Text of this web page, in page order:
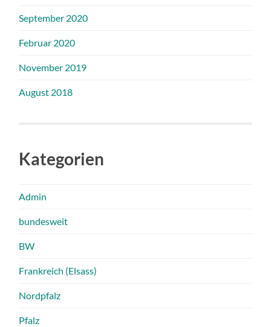
September 2020
Februar 2020
November 2019
August 2018
Kategorien
Admin
bundesweit
BW
Frankreich (Elsass)
Nordpfalz
Pfalz